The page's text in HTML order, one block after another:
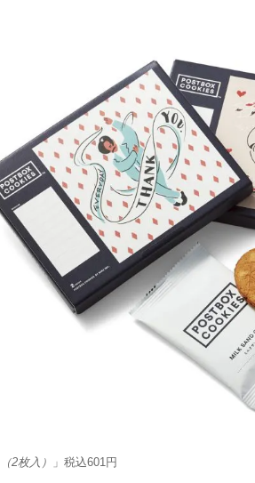
（2枚入） 」税込601円